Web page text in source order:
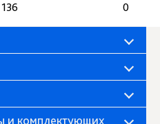
136 0
и комплектующих